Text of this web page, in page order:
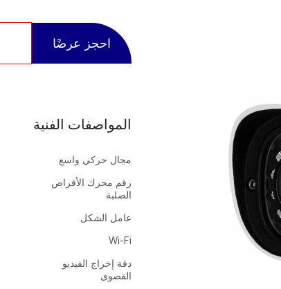
احجز عرضًا
المواصفات الفنية
مجال حركي واسع
رقم محرك الأقراص
الصلبة
عامل الشكل
Wi-Fi
دقة إخراج الفيديو
القصوى